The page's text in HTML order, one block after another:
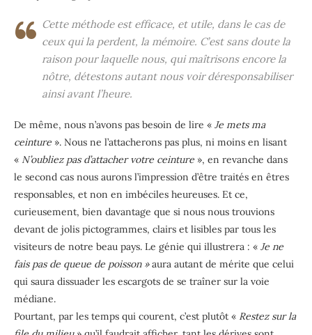
Cette méthode est efficace, et utile, dans le cas de
ceux qui la perdent, la mémoire. C’est sans doute la
raison pour laquelle nous, qui maîtrisons encore la
nôtre, détestons autant nous voir déresponsabiliser
ainsi avant l’heure.
De même, nous n’avons pas besoin de lire « Je mets ma
ceinture ». Nous ne l’attacherons pas plus, ni moins en lisant
« N’oubliez pas d’attacher votre ceinture », en revanche dans
le second cas nous aurons l’impression d’être traités en êtres
responsables, et non en imbéciles heureuses. Et ce,
curieusement, bien davantage que si nous nous trouvions
devant de jolis pictogrammes, clairs et lisibles par tous les
visiteurs de notre beau pays. Le génie qui illustrera : « Je ne
fais pas de queue de poisson »aura autant de mérite que celui
qui saura dissuader les escargots de se traîner sur la voie
médiane.
Pourtant, par les temps qui courent, c’est plutôt « Restez sur la